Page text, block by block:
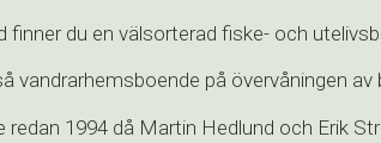
finner du en välsorterad fiske- och
vandrarhemsboende på övervåningen av
redan 1994 då Martin Hedlund och Erik